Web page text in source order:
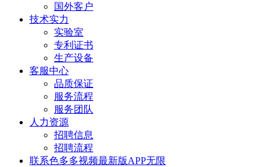
国外客户
技术实力
实验室
专利证书
生产设备
客服中心
品质保证
服务流程
服务团队
人力资源
招聘信息
招聘流程
联系色多多视频最新版APP无限